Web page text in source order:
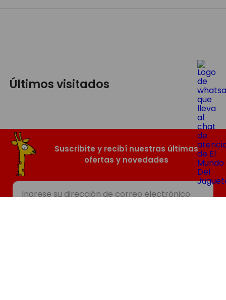
Últimos visitados
Suscribite y recibí nuestras últimas
ofertas y novedades